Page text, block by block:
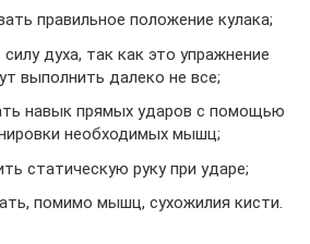
правильное положение кулака;
силу духа, так как это упражнение
выполнить далеко не все;
навык прямых ударов с помощью
необходимых мышц;
статическую руку при ударе;
помимо мышц, сухожилия кисти.